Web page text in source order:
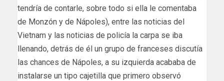
tendría de contarle, sobre todo si ella le comentaba
de Monzón y de Nápoles), entre las noticias del
Vietnam y las noticias de policía la carpa se iba
llenando, detrás de él un grupo de franceses discutía
las chances de Nápoles, a su izquierda acababa de
instalarse un tipo cajetilla que primero observó